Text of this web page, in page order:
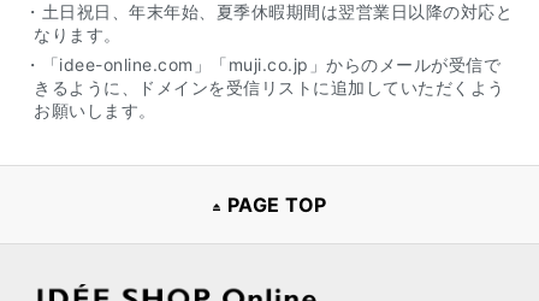
・土日祝日、年末年始、夏季休暇期間は翌営業日以降の対応と
なります。
・「idee-online.com」「muji.co.jp」からのメールが受信で
きるように、ドメインを受信リストに追加していただくよう
お願いします。
PAGE TOP